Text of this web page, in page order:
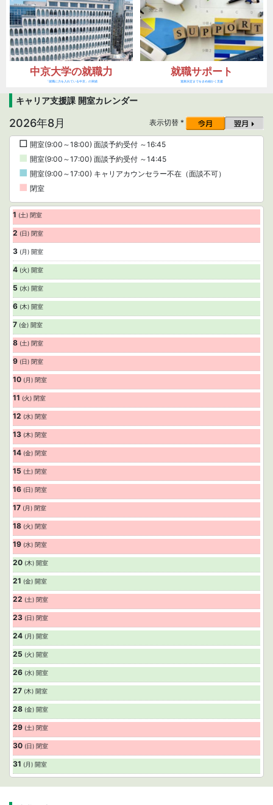
中京大学の就職力
「就職に力を入れている中京」の実績
就職サポート
進路決定までをきめ細かく支援
キャリア支援課 開室カレンダー
2026年8月 表示切替 *
□ 開室(9:00～18:00) 面談予約受付 ～16:45
■ 開室(9:00～17:00) 面談予約受付 ～14:45
■ 開室(9:00～17:00) キャリアカウンセラー不在（面談不可）
■ 閉室
1 (土) 閉室
2 (日) 閉室
3 (月) 開室
4 (火) 開室
5 (水) 開室
6 (木) 開室
7 (金) 開室
8 (土) 閉室
9 (日) 閉室
10 (月) 閉室
11 (火) 閉室
12 (水) 閉室
13 (木) 閉室
14 (金) 閉室
15 (土) 閉室
16 (日) 閉室
17 (月) 閉室
18 (火) 閉室
19 (水) 閉室
20 (木) 開室
21 (金) 開室
22 (土) 閉室
23 (日) 閉室
24 (月) 開室
25 (火) 開室
26 (水) 開室
27 (木) 開室
28 (金) 開室
29 (土) 閉室
30 (日) 閉室
31 (月) 開室